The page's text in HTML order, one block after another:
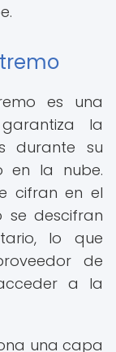
es una
la
durante su
en la nube.
cifran en el
se descifran
lo que
de
a la
una capa